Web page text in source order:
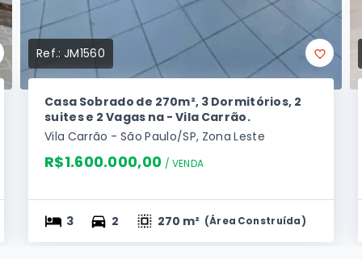
Ref.:JM1560
Casa Sobrado de 270m², 3 Dormitórios, 2
suites e 2 Vagas na - Vila Carrão.
Vila Carrão - São Paulo/SP, Zona Leste
R$1.600.000,00 / VENDA
3 2 270 m² (Área Construída)